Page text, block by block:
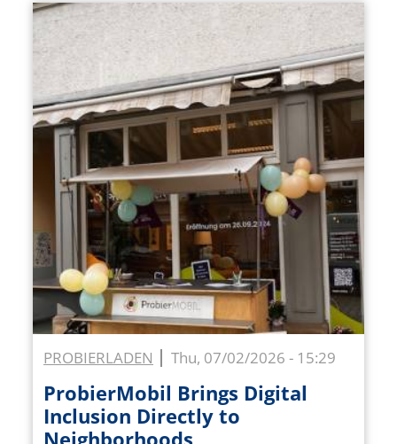
PROBIERLADEN Thu, 07/02/2026 - 15:29
ProbierMobil Brings Digital
Inclusion Directly to
Neighborhoods